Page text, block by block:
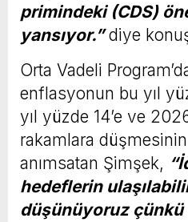
primindeki (CDS)
yansıyor.”diye
Orta Vadeli
enflasyonun bu yıl
yıl yüzde 14’e ve
rakamlara
anımsatan Şimşek,
hedeflerin
düşünüyoruz çünkü